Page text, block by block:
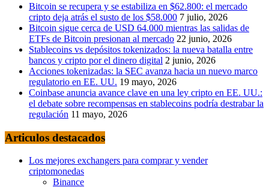
Bitcoin se recupera y se estabiliza en $62.800: el mercado
cripto deja atrás el susto de los $58.000 7 julio, 2026
Bitcoin sigue cerca de USD 64.000 mientras las salidas de
ETFs de Bitcoin presionan al mercado 22 junio, 2026
Stablecoins vs depósitos tokenizados: la nueva batalla entre
bancos y cripto por el dinero digital 2 junio, 2026
Acciones tokenizadas: la SEC avanza hacia un nuevo marco
regulatorio en EE. UU. 19 mayo, 2026
Coinbase anuncia avance clave en una ley cripto en EE. UU.:
el debate sobre recompensas en stablecoins podría destrabar la
regulación 11 mayo, 2026
Articulos destacados
Los mejores exchangers para comprar y vender
criptomonedas
Binance